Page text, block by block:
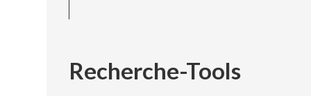
Recherche-Tools